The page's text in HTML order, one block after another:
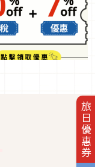
旅日優惠券